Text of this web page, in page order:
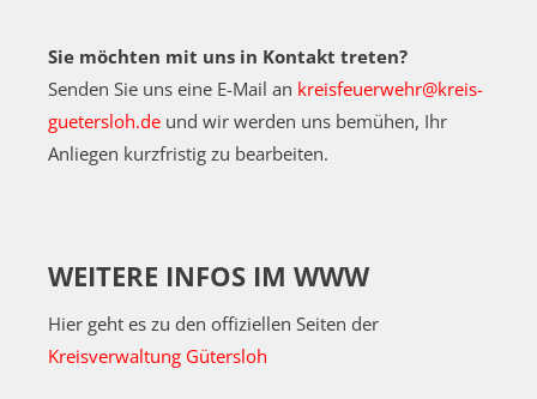
Sie möchten mit uns in Kontakt treten?
Senden Sie uns eine E-Mail an kreisfeuerwehr@kreis-
guetersloh.de und wir werden uns bemühen, Ihr
Anliegen kurzfristig zu bearbeiten.
WEITERE INFOS IM WWW
Hier geht es zu den offiziellen Seiten der
Kreisverwaltung Gütersloh